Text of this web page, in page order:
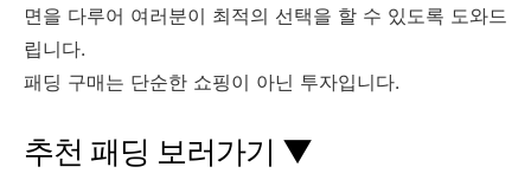
면을 다루어 여러분이 최적의 선택을 할 수 있도록 도와드
립니다.
패딩 구매는 단순한 쇼핑이 아닌 투자입니다.
추천 패딩 보러가기 ▼